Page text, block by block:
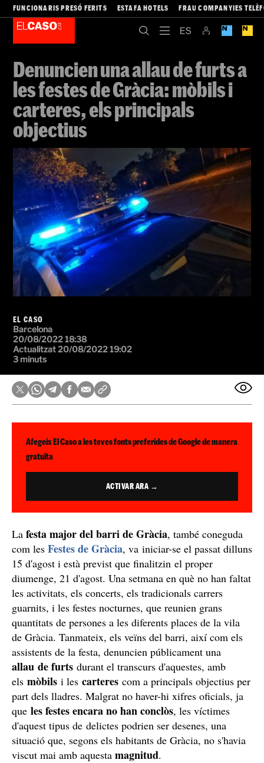
FUNCIONARIS PRESÓ FERITS ESTAFA HOTELS FRAU COMPANYIES
Denuncien una allau de furts a
les festes de Gràcia: mòbils i
carteres, els principals
objectius
EL CASO
Barcelona
20/08/2022 18:38
Actualitzat 20/08/2022 19:02
3 minuts
Afegeix El Caso a les teves fonts preferides de Google de manera
gratuïta
ACTIVAR ARA →
La festa major del barri de Gràcia, també coneguda
com les Festes de Gràcia, va iniciar-se el passat dilluns
15 d'agost i està previst que finalitzin el proper
diumenge, 21 d'agost. Una setmana en què no han faltat
les activitats, els concerts, els tradicionals carrers
guarnits, i les festes nocturnes, que reunien grans
quantitats de persones a les diferents places de la vila
de Gràcia. Tanmateix, els veïns del barri, així com els
assistents de la festa, denuncien públicament una
allau de furts durant el transcurs d'aquestes, amb
els mòbils i les carteres com a principals objectius per
part dels lladres. Malgrat no haver-hi xifres oficials, ja
que les festes encara no han conclòs, les víctimes
d'aquest tipus de delictes podrien ser desenes, una
situació que, segons els habitants de Gràcia, no s'havia
viscut mai amb aquesta magnitud.